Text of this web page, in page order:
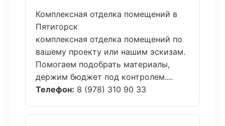
Комплексная отделка помещений в
Пятигорск
комплексная отделка помещений по
вашему проекту или нашим эскизам.
Помогаем подобрать материалы,
держим бюджет под контролем....
Телефон: 8 (978) 310 90 33